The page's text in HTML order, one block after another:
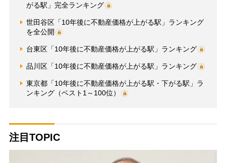
がる駅」完全ランキング
世田谷区「10年後に不動産価格が上がる駅」ランキング
を全公開
台東区「10年後に不動産価格が上がる駅」ランキング
品川区「10年後に不動産価格が上がる駅」ランキング
東京都「10年後に不動産価格が上がる駅・下がる駅」ラ
ンキング（ベスト1～100位）
注目TOPIC